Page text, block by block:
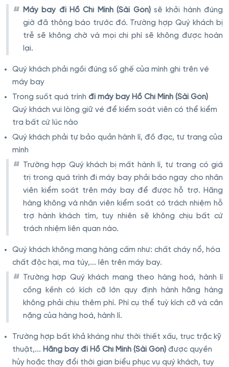
Máy bay đi Hồ Chí Minh (Sài Gòn)sẽ khởi hành đúng
giờ đã thông báo trước đó. Trường hợp Quý khách bị
trễ sẽ không chờ và mọi chi phí sẽ không được hoàn
lại.
Quý khách phải ngồi đúng số ghế của mình ghi trên vé
máy bay
Trong suốt quá trình đi máy bay Hồ Chí Minh (Sài Gòn)
Quý khách vui lòng giữ vé để kiểm soát viên có thể kiểm
tra bất cứ lúc nào
Quý khách phải tự bảo quản hành lí, đồ đạc, tư trang của
mình
Trường hợp Quý khách bị mất hành lí, tư trang có giá
trị trong quá trình đi máy bay phải báo ngay cho nhân
viên kiểm soát trên máy bay để được hỗ trợ. Hãng
hàng không và nhân viên kiểm soát có trách nhiệm hỗ
trợ hành khách tìm, tuy nhiên sẽ không chịu bất cứ
trách nhiệm liên quan nào.
Quý khách không mang hàng cấm như: chất cháy nổ, hóa
chất độc hại, ma túy,... lên trên máy bay.
Trường hợp Quý khách mang theo hàng hoá, hành lí
cồng kềnh có kích cỡ lớn quy định hành hãng hàng
không phải chịu thêm phí. Phí cụ thể tuỳ kích cỡ và cân
nặng của hàng hoá, hành lí.
Trường hợp bất khả kháng như thời thiết xấu, trục trặc kỹ
thuật,... Hãng bay đi Hồ Chí Minh (Sài Gòn) được quyền
hủy hoặc thay đổi thời gian biểu phục vụ quý khách, tuy